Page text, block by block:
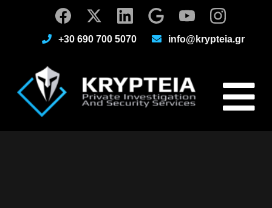
+30 690 700 5070 info@krypteia.gr